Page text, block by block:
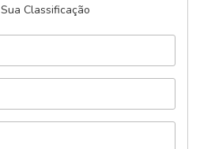
Sua Classificação